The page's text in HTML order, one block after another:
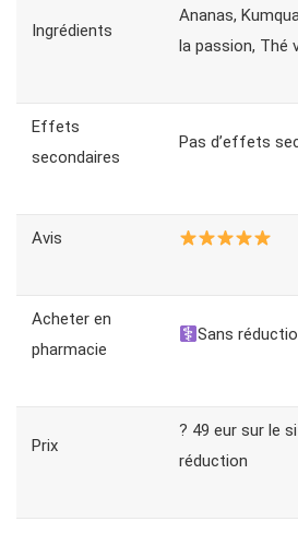
Ingrédients
Ananas,
la passion, Thé
Effets
secondaires
Pas d’effets
Avis
Acheter en
pharmacie
Sans
Prix
? 49 eur sur le
réduction